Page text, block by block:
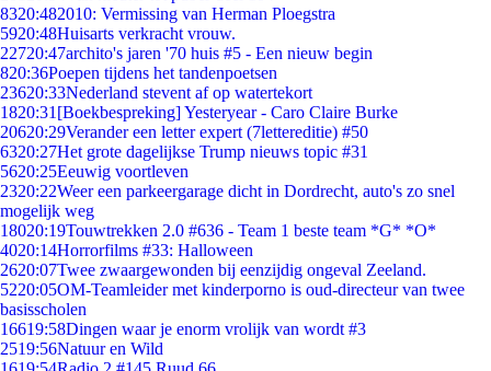
8320:482010: Vermissing van Herman Ploegstra
5920:48Huisarts verkracht vrouw.
22720:47archito's jaren '70 huis #5 - Een nieuw begin
820:36Poepen tijdens het tandenpoetsen
23620:33Nederland stevent af op watertekort
1820:31 [Boekbespreking] Yesteryear - Caro Claire Burke
20620:29Verander een letter expert (7lettereditie) #50
6320:27Het grote dagelijkse Trump nieuws topic #31
5620:25Eeuwig voortleven
2320:22Weer een parkeergarage dicht in Dordrecht, auto's zo snel
mogelijk weg
18020:19Touwtrekken 2.0 #636 - Team 1 beste team *G* *O*
4020:14Horrorfilms #33: Halloween
2620:07Twee zwaargewonden bij eenzijdig ongeval Zeeland.
5220:05OM-Teamleider met kinderporno is oud-directeur van twee
basisscholen
16619:58Dingen waar je enorm vrolijk van wordt #3
2519:56Natuur en Wild